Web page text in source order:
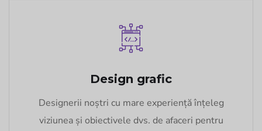
Design grafic
Designerii noștri cu mare experiență înțeleg
viziunea și obiectivele dvs. de afaceri pentru